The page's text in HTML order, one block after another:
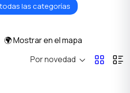
Materiales para
las categorías
🌍 Mostrar en el mapa
Por novedad